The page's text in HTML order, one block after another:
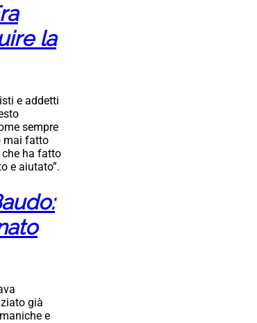
la
e addetti
sempre
mai fatto
ha fatto
e aiutato”.
già
e